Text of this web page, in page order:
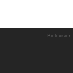
Biolovision